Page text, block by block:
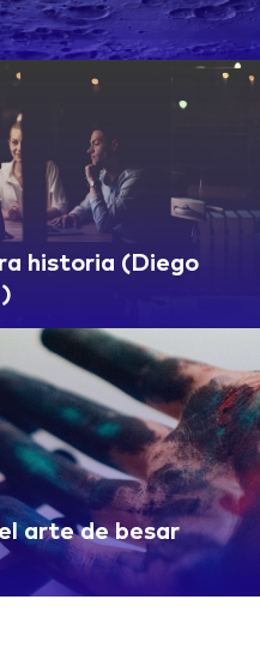
historia (Diego
arte de besar